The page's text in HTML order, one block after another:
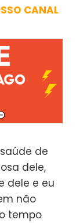
CANAL
de
dele,
dele e eu
não
tempo